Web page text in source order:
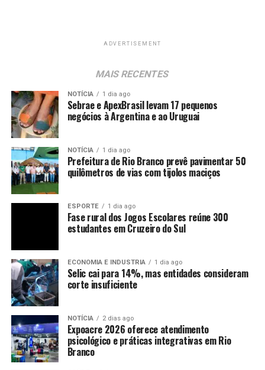
ADVERTISEMENT
MAIS RECENTES
NOTÍCIA 1 dia ago
Sebrae e ApexBrasil levam 17 pequenos
negócios à Argentina e ao Uruguai
NOTÍCIA 1 dia ago
Prefeitura de Rio Branco prevê pavimentar 50
quilômetros de vias com tijolos maciços
ESPORTE 1 dia ago
Fase rural dos Jogos Escolares reúne 300
estudantes em Cruzeiro do Sul
ECONOMIA E INDUSTRIA 1 dia ago
Selic cai para 14%, mas entidades consideram
corte insuficiente
NOTÍCIA 2 dias ago
Expoacre 2026 oferece atendimento
psicológico e práticas integrativas em Rio
Branco